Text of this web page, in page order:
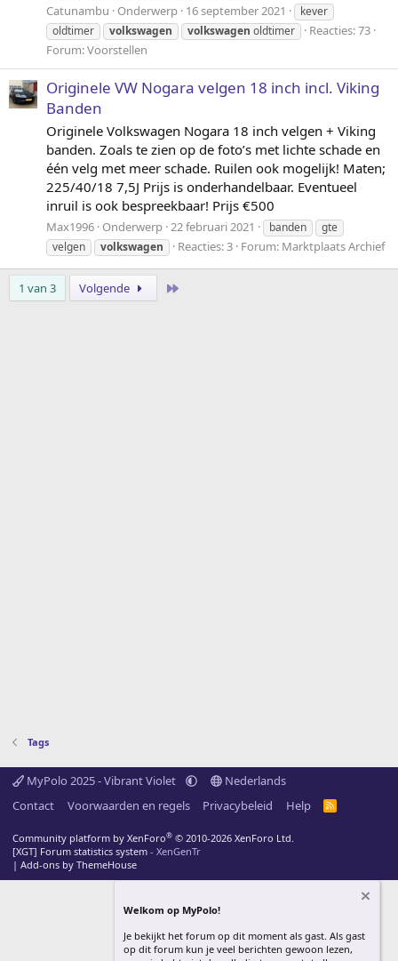
Catunambu Onderwerp 16 september 2021
kever
oldtimer
volkswagen volkswagen oldtimer
Reacties: 73
Forum:Voorstellen
Originele VW Nogara velgen 18 inch incl. Viking
Banden
Originele Volkswagen Nogara 18 inch velgen + Viking
banden. Zoals te zien op de foto’s met lichte schade en
één velg met meer schade. Ruilen ook mogelijk! Maten;
225/40/18 7,5J Prijs is onderhandelbaar. Eventueel
inruil is ook bespreekbaar! Prijs €500
Max1996 Onderwerp 22 februari 2021 banden
gte
velgen
volkswagen Reacties: 3 Forum: Marktplaats Archief
1 van 3 Volgende
Tags
MyPolo 2025 - Vibrant Violet
Nederlands
Contact
Voorwaarden en regels Privacybeleid Help
R
S
Community platform by XenForo® © 2010-2026 XenForo Ltd.
[XGT] Forum statistics system - XenGenTr
| Add-ons by ThemeHouse
Welkom op MyPolo!
Je bekijkt het forum op dit moment als gast. Als gast
op dit forum kun je veel berichten gewoon lezen,